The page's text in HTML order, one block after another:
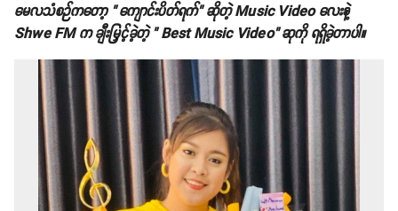
မေလသံစဉ်ကတော့ " ကျောင်းပိတ်ရက်" ဆိုတဲ့ Music Video လေးနဲ့
Shwe FM က ချီးမြှင့်ခဲ့တဲ့ " Best Music Video" ဆုကို ရရှိခဲ့တာပါ။